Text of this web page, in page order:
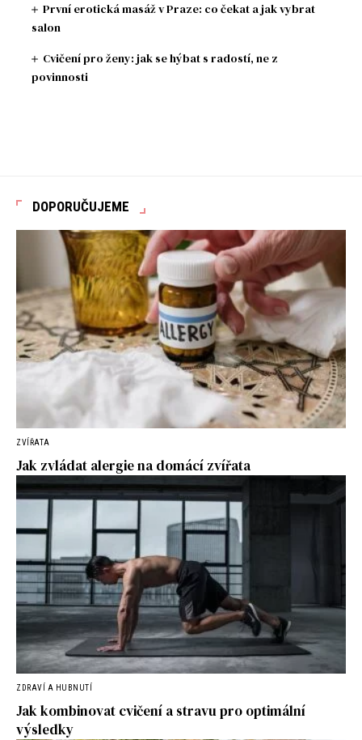
První erotická masáž v Praze: co čekat a jak vybrat
salon
Cvičení pro ženy: jak se hýbat s radostí, ne z
povinnosti
DOPORUČUJEME
ZVÍŘATA
Jak zvládat alergie na domácí zvířata
ZDRAVÍ A HUBNUTÍ
Jak kombinovat cvičení a stravu pro optimální
výsledky